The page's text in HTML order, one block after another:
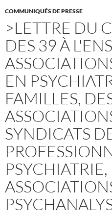
COMMUNIQUÉS DE PRESSE
>LETTRE DU
DES 39 À
EN
FAMILLES,
SYNDICATS
PSYCHIATRIE,